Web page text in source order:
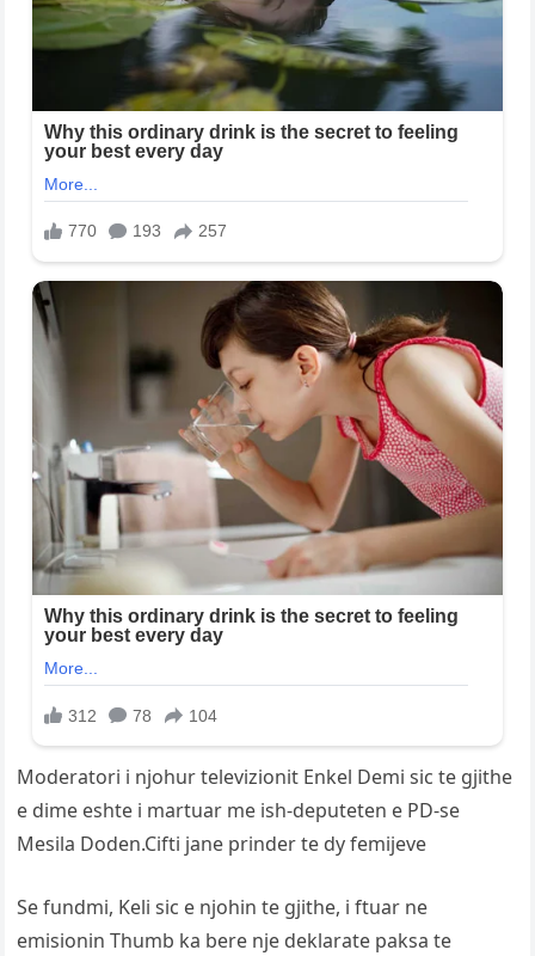
Moderatori i njohur televizionit Enkel Demi sic te gjithe
e dime eshte i martuar me ish-deputeten e PD-se
Mesila Doden.Cifti jane prinder te dy femijeve
Se fundmi, Keli sic e njohin te gjithe, i ftuar ne
emisionin Thumb ka bere nje deklarate paksa te